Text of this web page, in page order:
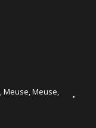
Meuse Meuse